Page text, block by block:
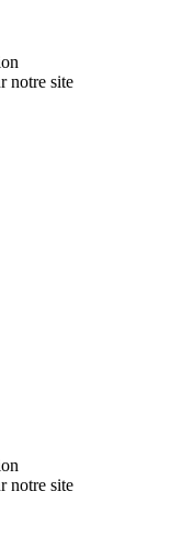
notre site
notre site